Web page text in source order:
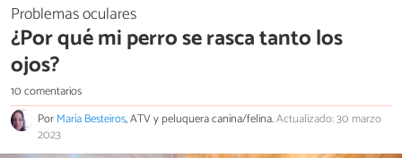
Problemas oculares
¿Por qué mi perro se rasca tanto los
ojos?
10 comentarios
PorMaría Besteiros, ATV y peluquera canina/felina.Actualizado: 30 marzo
2023